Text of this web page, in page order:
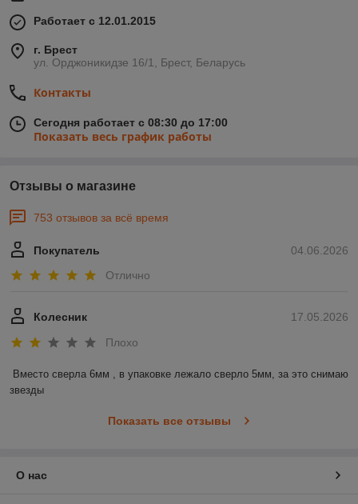
Работает с 12.01.2015
г. Брест
ул. Орджоникидзе 16/1, Брест, Беларусь
Контакты
Сегодня работает с 08:30 до 17:00
Показать весь график работы
Отзывы о магазине
753 отзывов за всё время
04.06.2026
Покупатель
Отлично
17.05.2026
Колесник
Плохо
Вместо сверла 6мм , в упаковке лежало сверло 5мм, за это снимаю
звезды
Показать все отзывы
О нас